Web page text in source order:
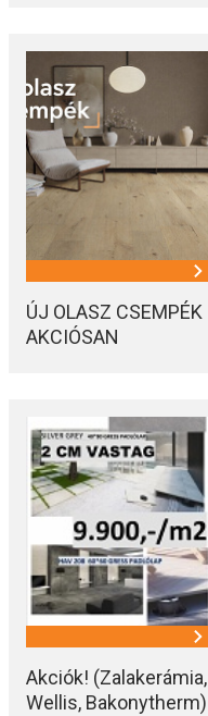
ÚJ OLASZ CSEMPÉK
AKCIÓSAN
Akciók! (Zalakerámia,
Wellis, Bakonytherm)